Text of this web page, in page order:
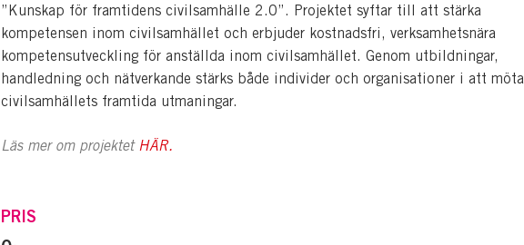
”Kunskap för framtidens civilsamhälle 2.0”. Projektet syftar till att stärka
kompetensen inom civilsamhället och erbjuder kostnadsfri, verksamhetsnära
kompetensutveckling för anställda inom civilsamhället. Genom utbildningar,
handledning och nätverkande stärks både individer och organisationer i att möta
civilsamhällets framtida utmaningar.
Läs mer om projektet HÄR.
PRIS